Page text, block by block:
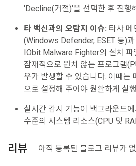
'Decline(거절)'을 선택한 후 진행
타 백신과의 오탐지 이슈: 타사 메
(Windows Defender, ESET 등)과
IObit Malware Fighter의 설치 파
잠재적으로 원치 않는 프로그램
우가 발생할 수 있습니다. 이때는
으로 설정해 주어야 원활하게 실
실시간 감시 기능이 백그라운드
수준의 시스템 리소스(CPU 및
리뷰 아직 등록된 블로그 리뷰가